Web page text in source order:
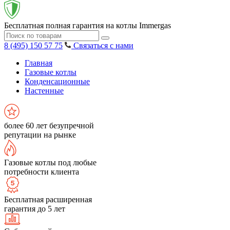
Бесплатная полная гарантия на котлы Immergas
8 (495) 150 57 75
Связаться с нами
Главная
Газовые котлы
Конденсационные
Настенные
более 60 лет безупречной
репутации на рынке
Газовые котлы под любые
потребности клиента
Бесплатная расширенная
гарантия до 5 лет